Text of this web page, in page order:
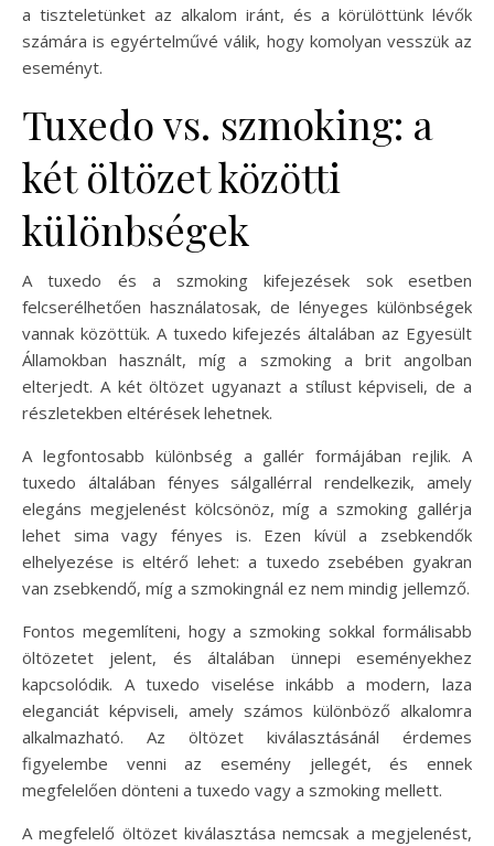
a tiszteletünket az alkalom iránt, és a körülöttünk lévők
számára is egyértelművé válik, hogy komolyan vesszük az
eseményt.
Tuxedo vs. szmoking: a
két öltözet közötti
különbségek
A tuxedo és a szmoking kifejezések sok esetben
felcserélhetően használatosak, de lényeges különbségek
vannak közöttük. A tuxedo kifejezés általában az Egyesült
Államokban használt, míg a szmoking a brit angolban
elterjedt. A két öltözet ugyanazt a stílust képviseli, de a
részletekben eltérések lehetnek.
A legfontosabb különbség a gallér formájában rejlik. A
tuxedo általában fényes sálgallérral rendelkezik, amely
elegáns megjelenést kölcsönöz, míg a szmoking gallérja
lehet sima vagy fényes is. Ezen kívül a zsebkendők
elhelyezése is eltérő lehet: a tuxedo zsebében gyakran
van zsebkendő, míg a szmokingnál ez nem mindig jellemző.
Fontos megemlíteni, hogy a szmoking sokkal formálisabb
öltözetet jelent, és általában ünnepi eseményekhez
kapcsolódik. A tuxedo viselése inkább a modern, laza
eleganciát képviseli, amely számos különböző alkalomra
alkalmazható. Az öltözet kiválasztásánál érdemes
figyelembe venni az esemény jellegét, és ennek
megfelelően dönteni a tuxedo vagy a szmoking mellett.
A megfelelő öltözet kiválasztása nemcsak a megjelenést,